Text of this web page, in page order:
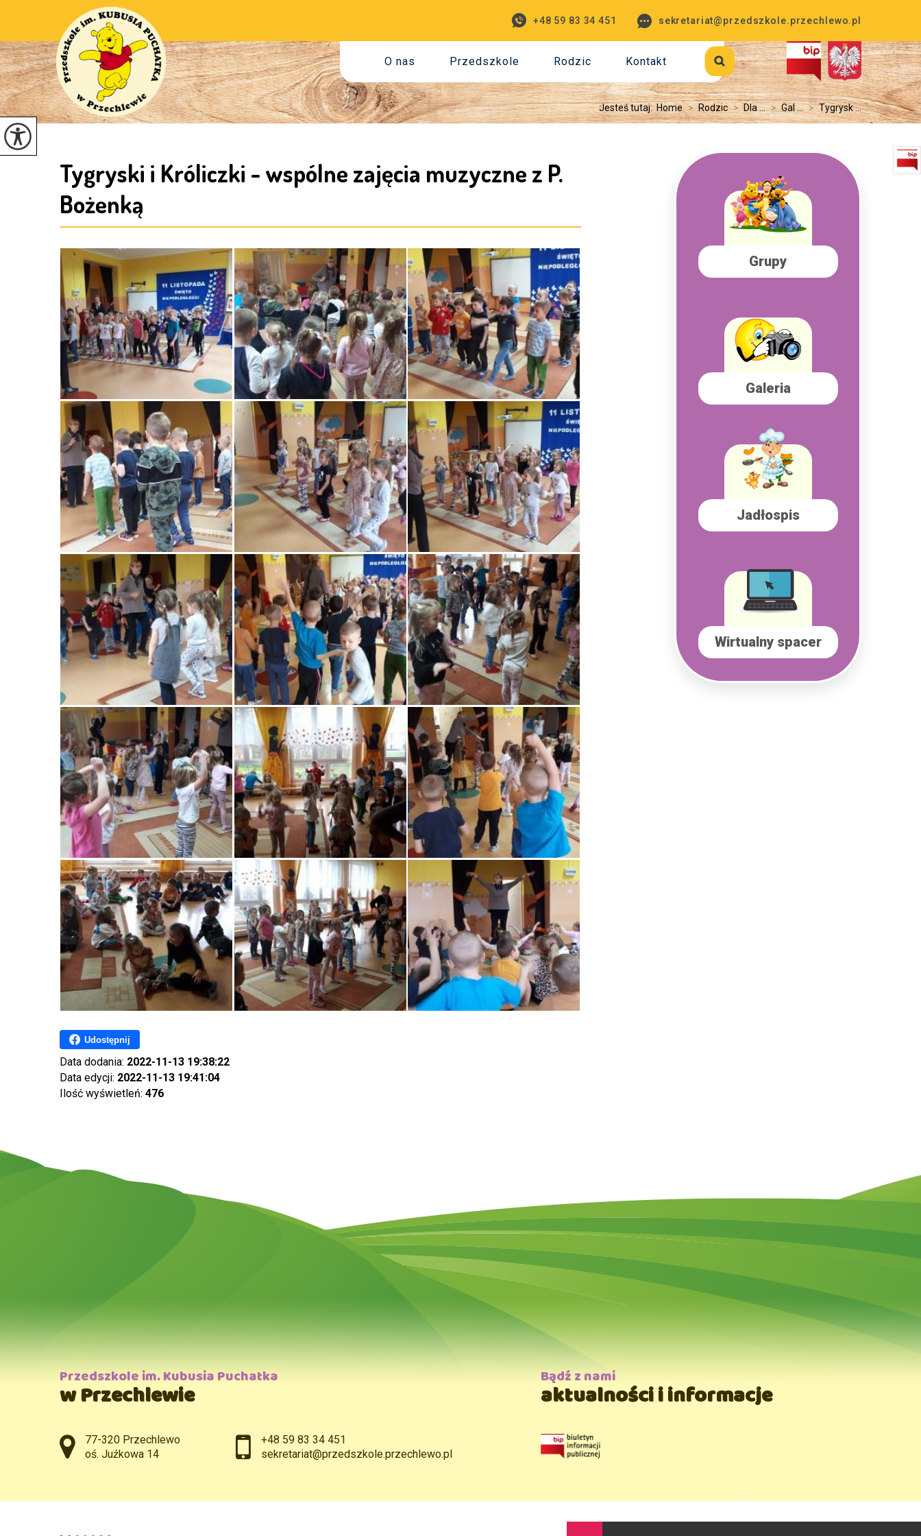
sekretariat@przedszkole.przechlewo.pl
+48 59 83 34 451
O nas Przedszkole Rodzic Kontakt
Jesteś tutaj: Home > Rodzic > Dla ... > Gal ... > Tygrysk ...
Tygryski i Króliczki - wspólne zajęcia muzyczne z P.
Bożenką
Udostępnij
Data dodania: 2022-11-13 19:38:22
Data edycji: 2022-11-13 19:41:04
Ilość wyświetleń: 476
Grupy
Galeria
Jadłospis
Wirtualny spacer
Przedszkole im. Kubusia Puchatka
w Przechlewie
Adres pocztowy:
77-320 Przechlewo
oś. Juźkowa 14
+48 59 83 34 451
sekretariat@przedszkole.przechlewo.pl
Bądź z nami
aktualności i informacje